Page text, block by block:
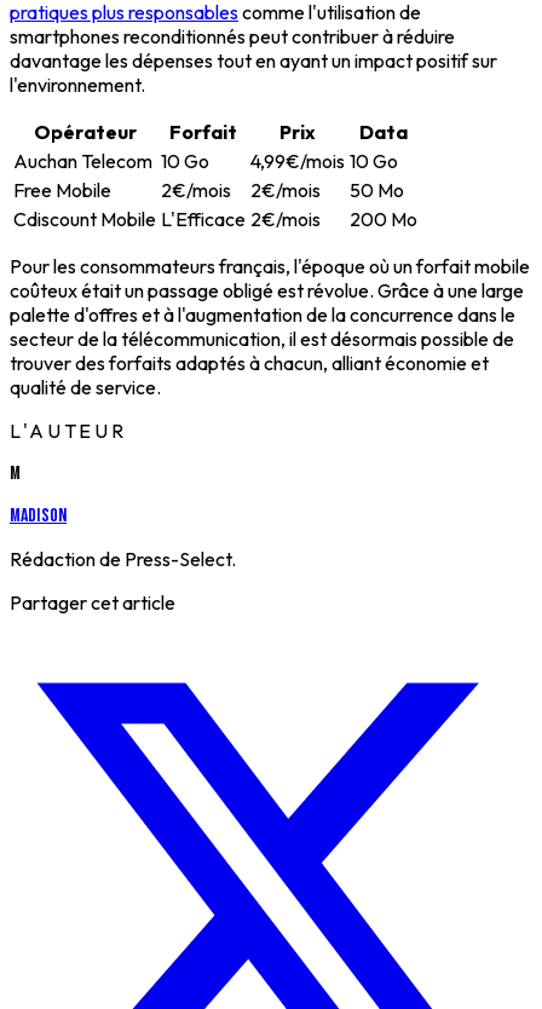
pratiques plus responsablescomme l'utilisation de
smartphones reconditionnés peut contribuer à réduire
davantage les dépenses tout en ayant un impact positif sur
l'environnement.
Opérateur
Forfait Prix
Data
Auchan Telecom 10 Go 4,99€/mois 10 Go
Free Mobile
2€/mois 2€/mois
50 Mo
Cdiscount Mobile L'Efficace 2€/mois
200 Mo
Pour les consommateurs français, l'époque où un forfait mobile
coûteux était un passage obligé est révolue. Grâce à une large
palette d'offres et à l'augmentation de la concurrence dans le
secteur de la télécommunication, il est désormais possible de
trouver des forfaits adaptés à chacun, alliant économie et
qualité de service.
L'AUTEUR
M
Madison
Rédaction de Press-Select.
Partager cet article